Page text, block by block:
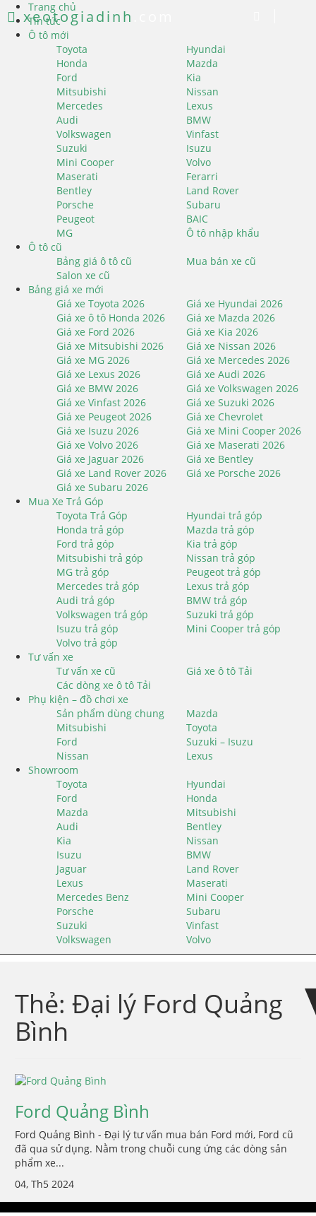
Trang chủ
Tin tức
Ô tô mới
Toyota
Hyundai
Honda
Mazda
Ford
Kia
Mitsubishi
Nissan
Mercedes
Lexus
Audi
BMW
Volkswagen
Vinfast
Suzuki
Isuzu
Mini Cooper
Volvo
Maserati
Ferarri
Bentley
Land Rover
Porsche
Subaru
Peugeot
BAIC
MG
Ô tô nhập khẩu
Ô tô cũ
Bảng giá ô tô cũ
Mua bán xe cũ
Salon xe cũ
Bảng giá xe mới
Giá xe Toyota 2026
Giá xe Hyundai 2026
Giá xe ô tô Honda 2026
Giá xe Mazda 2026
Giá xe Ford 2026
Giá xe Kia 2026
Giá xe Mitsubishi 2026
Giá xe Nissan 2026
Giá xe MG 2026
Giá xe Mercedes 2026
Giá xe Lexus 2026
Giá xe Audi 2026
Giá xe BMW 2026
Giá xe Volkswagen 2026
Giá xe Vinfast 2026
Giá xe Suzuki 2026
Giá xe Peugeot 2026
Giá xe Chevrolet
Giá xe Isuzu 2026
Giá xe Mini Cooper 2026
Giá xe Volvo 2026
Giá xe Maserati 2026
Giá xe Jaguar 2026
Giá xe Bentley
Giá xe Land Rover 2026
Giá xe Porsche 2026
Giá xe Subaru 2026
Mua Xe Trả Góp
Toyota Trả Góp
Hyundai trả góp
Honda trả góp
Mazda trả góp
Ford trả góp
Kia trả góp
Mitsubishi trả góp
Nissan trả góp
MG trả góp
Peugeot trả góp
Mercedes trả góp
Lexus trả góp
Audi trả góp
BMW trả góp
Volkswagen trả góp
Suzuki trả góp
Isuzu trả góp
Mini Cooper trả góp
Volvo trả góp
Tư vấn xe
Tư vấn xe cũ
Giá xe ô tô Tải
Các dòng xe ô tô Tải
Phụ kiện – đồ chơi xe
Sản phẩm dùng chung
Mazda
Mitsubishi
Toyota
Ford
Suzuki – Isuzu
Nissan
Lexus
Showroom
Toyota
Hyundai
Ford
Honda
Mazda
Mitsubishi
Audi
Bentley
Kia
Nissan
Isuzu
BMW
Jaguar
Land Rover
Lexus
Maserati
Mercedes Benz
Mini Cooper
Porsche
Subaru
Suzuki
Vinfast
Volkswagen
Volvo
xeotogiadinh
Thẻ: Đại lý Ford Quảng
Bình
Ford Quảng Bình
Ford Quảng Bình - Đại lý tư vấn mua bán Ford mới, Ford cũ
đã qua sử dụng. Nằm trong chuỗi cung ứng các dòng sản
phẩm xe...
04, Th5 2024